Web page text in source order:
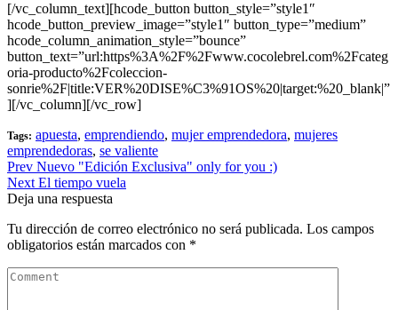
[/vc_column_text][hcode_button button_style=”style1″
hcode_button_preview_image=”style1″ button_type=”medium”
hcode_column_animation_style=”bounce”
button_text=”url:https%3A%2F%2Fwww.cocolebrel.com%2Fcateg
oria-producto%2Fcoleccion-
sonrie%2F|title:VER%20DISE%C3%91OS%20|target:%20_blank|”
][/vc_column][/vc_row]
Tags: apuesta, emprendiendo, mujer emprendedora, mujeres
emprendedoras, se valiente
Prev Nuevo "Edición Exclusiva" only for you :)
Next El tiempo vuela
Deja una respuesta
Tu dirección de correo electrónico no será publicada. Los campos
obligatorios están marcados con *